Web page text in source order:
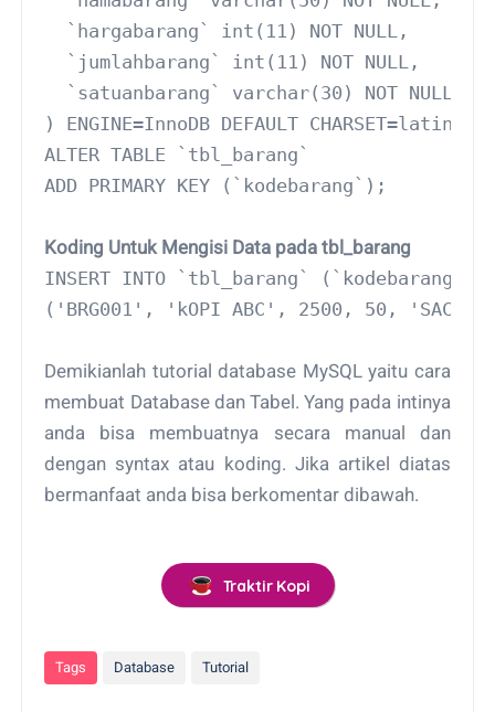
  `hargabarang` int(11) NOT NULL,
  `jumlahbarang` int(11) NOT NULL,
  `satuanbarang` varchar(30) NOT NULL
) ENGINE=InnoDB DEFAULT CHARSET=latin1;
ALTER TABLE `tbl_barang`
ADD PRIMARY KEY (`kodebarang`);
Koding Untuk Mengisi Data pada tbl_barang
INSERT INTO `tbl_barang` (`kodebarang`,
('BRG001', 'kOPI ABC', 2500, 50,
Demikianlah tutorial database MySQL yaitu cara
membuat Database dan Tabel. Yang pada intinya
anda bisa membuatnya secara manual dan
dengan syntax atau koding. Jika artikel diatas
bermanfaat anda bisa berkomentar dibawah.
Traktir Kopi
Tags Database Tutorial